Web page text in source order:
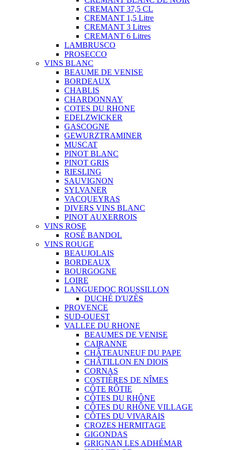
CREMANT 37,5 CL
CREMANT 1,5 Litre
CREMANT 3 Litres
CREMANT 6 Litres
LAMBRUSCO
PROSECCO
VINS BLANC
BEAUME DE VENISE
BORDEAUX
CHABLIS
CHARDONNAY
COTES DU RHONE
EDELZWICKER
GASCOGNE
GEWURZTRAMINER
MUSCAT
PINOT BLANC
PINOT GRIS
RIESLING
SAUVIGNON
SYLVANER
VACQUEYRAS
DIVERS VINS BLANC
PINOT AUXERROIS
VINS ROSE
ROSÉ BANDOL
VINS ROUGE
BEAUJOLAIS
BORDEAUX
BOURGOGNE
LOIRE
LANGUEDOC ROUSSILLON
DUCHÉ D'UZÈS
PROVENCE
SUD-OUEST
VALLEE DU RHONE
BEAUMES DE VENISE
CAIRANNE
CHÂTEAUNEUF DU PAPE
CHÂTILLON EN DIOIS
CORNAS
COSTIÈRES DE NÎMES
CÔTE RÔTIE
CÔTES DU RHÔNE
CÔTES DU RHÔNE VILLAGE
CÔTES DU VIVARAIS
CROZES HERMITAGE
GIGONDAS
GRIGNAN LES ADHÉMAR